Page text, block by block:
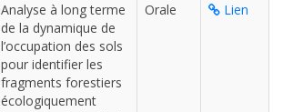
Analyse à long terme
de la dynamique de
l’occupation des sols
pour identifier les
fragments forestiers
écologiquement
Orale Lien